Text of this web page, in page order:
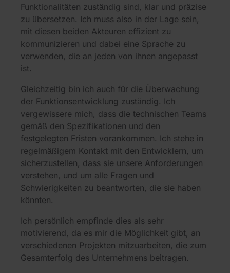
Funktionalitäten zuständig sind, klar und präzise
zu übersetzen. Ich muss also in der Lage sein,
mit diesen beiden Akteuren effizient zu
kommunizieren und dabei eine Sprache zu
verwenden, die an jeden von ihnen angepasst
ist.
Gleichzeitig bin ich auch für die Überwachung
der Funktionsentwicklung zuständig. Ich
vergewissere mich, dass die technischen Teams
gemäß den Spezifikationen und den
festgelegten Fristen vorankommen. Ich stehe in
regelmäßigem Kontakt mit den Entwicklern, um
sicherzustellen, dass sie unsere Anforderungen
verstehen, und um alle Fragen und
Schwierigkeiten zu beantworten, die sie haben
könnten.
Ich persönlich empfinde dies als sehr
motivierend, da es mir die Möglichkeit gibt, an
verschiedenen Projekten mitzuarbeiten, die zum
Gesamterfolg des Unternehmens beitragen.